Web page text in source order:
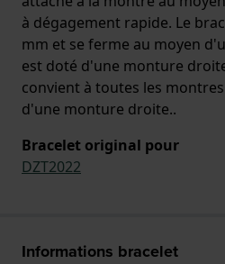
à dégagement rapide. Le
mm et se ferme au moyen
est doté d'une monture
convient à toutes les
d'une monture droite..
Bracelet original pour
DZT2022
Informations bracelet